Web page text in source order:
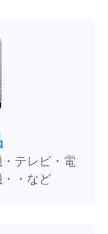
テレビ・電
・など